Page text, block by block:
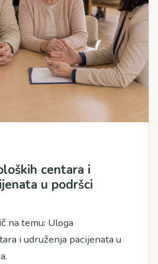
centara i
u podršci
na temu: Uloga
i udruženja pacijenata u